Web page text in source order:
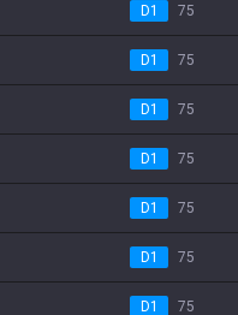
D1 75
D1 75
D1 75
D1 75
D1 75
D1 75
D1 75